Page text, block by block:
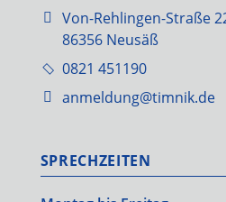
Von-Rehlingen-Straße
86356 Neusäß
0821 451190
anmeldung@timnik.de
SPRECHZEITEN